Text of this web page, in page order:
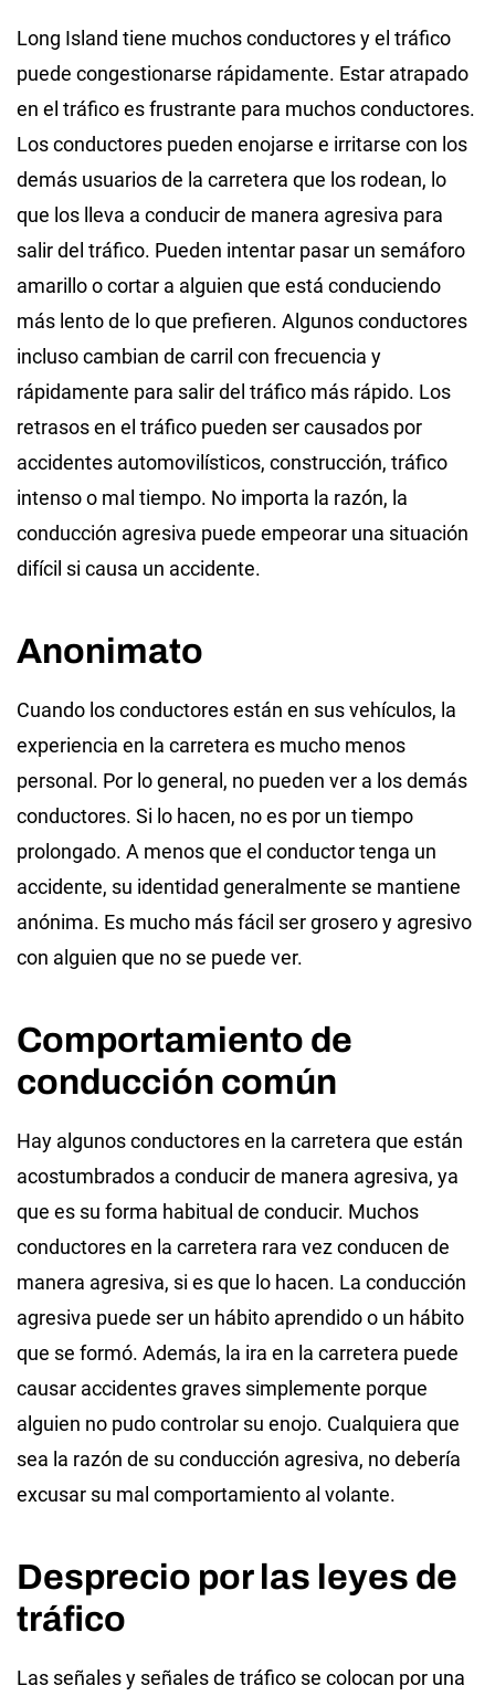
Long Island tiene muchos conductores y el tráfico
puede congestionarse rápidamente. Estar atrapado
en el tráfico es frustrante para muchos conductores.
Los conductores pueden enojarse e irritarse con los
demás usuarios de la carretera que los rodean, lo
que los lleva a conducir de manera agresiva para
salir del tráfico. Pueden intentar pasar un semáforo
amarillo o cortar a alguien que está conduciendo
más lento de lo que prefieren. Algunos conductores
incluso cambian de carril con frecuencia y
rápidamente para salir del tráfico más rápido. Los
retrasos en el tráfico pueden ser causados ​​por
accidentes automovilísticos, construcción, tráfico
intenso o mal tiempo. No importa la razón, la
conducción agresiva puede empeorar una situación
difícil si causa un accidente.
Anonimato
Cuando los conductores están en sus vehículos, la
experiencia en la carretera es mucho menos
personal. Por lo general, no pueden ver a los demás
conductores. Si lo hacen, no es por un tiempo
prolongado. A menos que el conductor tenga un
accidente, su identidad generalmente se mantiene
anónima. Es mucho más fácil ser grosero y agresivo
con alguien que no se puede ver.
Comportamiento de
conducción común
Hay algunos conductores en la carretera que están
acostumbrados a conducir de manera agresiva, ya
que es su forma habitual de conducir. Muchos
conductores en la carretera rara vez conducen de
manera agresiva, si es que lo hacen. La conducción
agresiva puede ser un hábito aprendido o un hábito
que se formó. Además, la ira en la carretera puede
causar accidentes graves simplemente porque
alguien no pudo controlar su enojo. Cualquiera que
sea la razón de su conducción agresiva, no debería
excusar su mal comportamiento al volante.
Desprecio por las leyes de
tráfico
Las señales y señales de tráfico se colocan por una